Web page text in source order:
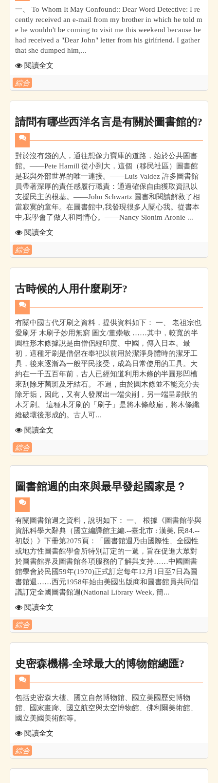
一、 To Whom It May Confound:: Dear Word Detective: I re
cently received an e-mail from my brother in which he told m
e he wouldn't be coming to visit me this weekend because he
had received a "Dear John" letter from his girlfriend. I gather
that she dumped him,...
閱讀全文
綜合
請問有哪些西洋名言是有關於圖書館的?
對於沒有錢的人，通往想像力寶庫的道路，始於公共圖書
館。——Pete Hamill 從小到大，這個（移民社區）圖書館
是我與外部世界的唯一連接。——Luis Valdez 許多圖書館
員帶著深厚的責任感履行職責：通過確保自由獲取資訊以
支援民主的根基。——John Schwartz 圖書和閱讀解救了相
當寂寞的童年。在圖書館中,我發現很多人關心我。從書本
中,我學會了做人和同情心。——Nancy Slonim Aronie ...
閱讀全文
綜合
古時候的人用什麼刷牙?
有關中國古代牙刷之資料，提供資料如下： 一、 老祖宗也
愛刷牙 木刷子妙用無窮 圖文/董崇敏 ……其中，較寬的半
圓柱形木條據說是由僧侶經印度、中國，傳入日本。最
初，這種牙刷是僧侶在奉祀以前用於潔淨身體時的潔牙工
具，後來逐漸為一般平民接受，成為日常使用的工具。大
約在一千五百年前，古人已經知道利用木條的半圓形凹槽
來刮除牙菌斑及牙結石。 不過，由於圓木條並不能充分去
除牙垢，因此，又有人發展出一端尖削，另一端呈刷狀的
木牙刷。 這種木牙刷的「刷子」是將木條敲扁，將木條纖
維破壞後形成的。古人可...
閱讀全文
綜合
圖書館週的由來與最早發起國家是？
有關圖書館週之資料，說明如下： 一、 根據《圖書館學與
資訊科學大辭典（國立編譯館主編.--臺北市 : 漢美, 民84.--
初版）》下冊第2075頁：「圖書館週乃由國際性、全國性
或地方性圖書館學會所特別訂定的一週，旨在促進大眾對
於圖書館界及圖書館各項服務的了解與支持……中國圖書
館學會於民國59年(1970)正式訂定每年12月1日至7日為圖
書館週……西元1958年始由美國出版商和圖書館員共同倡
議訂定全國圖書館週(National Library Week, 簡...
閱讀全文
綜合
史密森機構-全球最大的博物館總匯?
包括史密森大樓、國立自然博物館、國立美國歷史博物
館、國家畫廊、國立航空與太空博物館、佛利爾美術館、
國立美國美術館等。
閱讀全文
綜合